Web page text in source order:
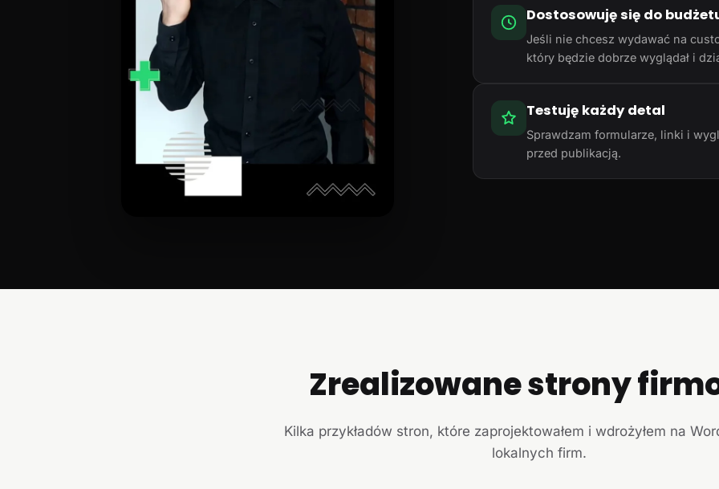
Dostosowuję się do
Jeśli nie chcesz wydawać na
który będzie dobrze wyglądał i
Testuję każdy detal
Sprawdzam formularze, linki i
przed publikacją.
Zrealizowane strony
Kilka przykładów stron, które zaprojektowałem i wdrożyłem na
lokalnych firm.